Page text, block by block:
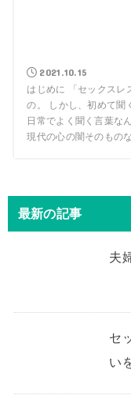
2021.10.15
はじめに 「セックスレ
の。 しかし、初めて聞
日常でよく聞く言葉な
現代の心の闇そのもの
最新の記事
夫
セ
い